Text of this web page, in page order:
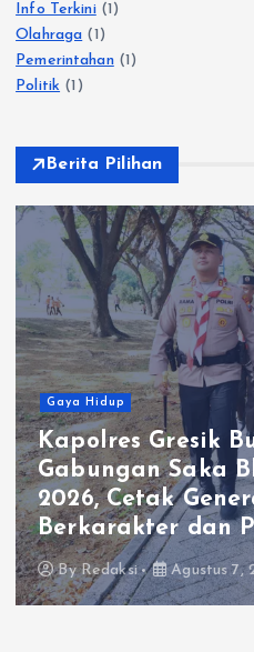
Info Terkini(1)
Olahraga (1)
Pemerintahan(1)
Politik (1)
Berita Pilihan
Gaya Hidup
Kapolres Gresik
Gabungan Saka
2026, Cetak
Berkarakter dan
ByRedaksi Agustus 7,